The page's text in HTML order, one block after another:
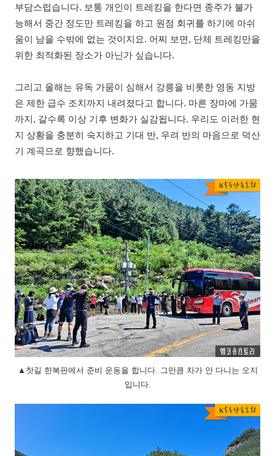
부담스럽습니다. 보통 개인이 트레킹을 한다면 종주가 불가
능해서 중간 정도만 트레킹을 하고 원점 회귀를 하기에 아쉬
움이 남을 수밖에 없는 것이지요. 어찌 보면, 단체 트레킹만을
위한 최적화된 장소가 아닌가 싶습니다.
그리고 올해는 유독 가뭄이 심해서 강릉을 비롯한 영동 지방
은 제한 급수 조치까지 내려졌다고 합니다. 마른 장마에 가뭄
까지, 갈수록 이상 기후 변화가 실감됩니다. 우리도 이러한 현
지 상황을 충분히 숙지하고 기대 반, 우려 반의 마음으로 덕산
기 계곡으로 향했습니다.
▲찻길 한복판에서 준비 운동을 합니다. 그만큼 차가 안 다니는 오지
입니다.